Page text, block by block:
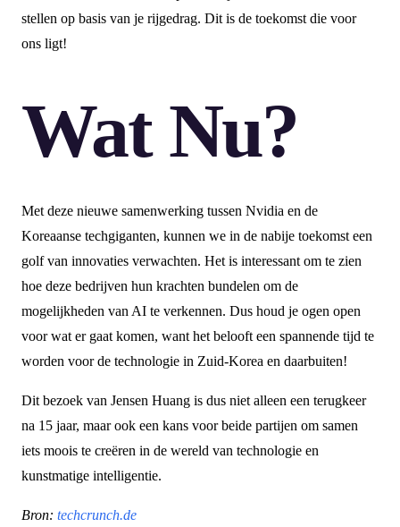
stellen op basis van je rijgedrag. Dit is de toekomst die voor
ons ligt!
Wat Nu?
Met deze nieuwe samenwerking tussen Nvidia en de
Koreaanse techgiganten, kunnen we in de nabije toekomst een
golf van innovaties verwachten. Het is interessant om te zien
hoe deze bedrijven hun krachten bundelen om de
mogelijkheden van AI te verkennen. Dus houd je ogen open
voor wat er gaat komen, want het belooft een spannende tijd te
worden voor de technologie in Zuid-Korea en daarbuiten!
Dit bezoek van Jensen Huang is dus niet alleen een terugkeer
na 15 jaar, maar ook een kans voor beide partijen om samen
iets moois te creëren in de wereld van technologie en
kunstmatige intelligentie.
Bron: techcrunch.de